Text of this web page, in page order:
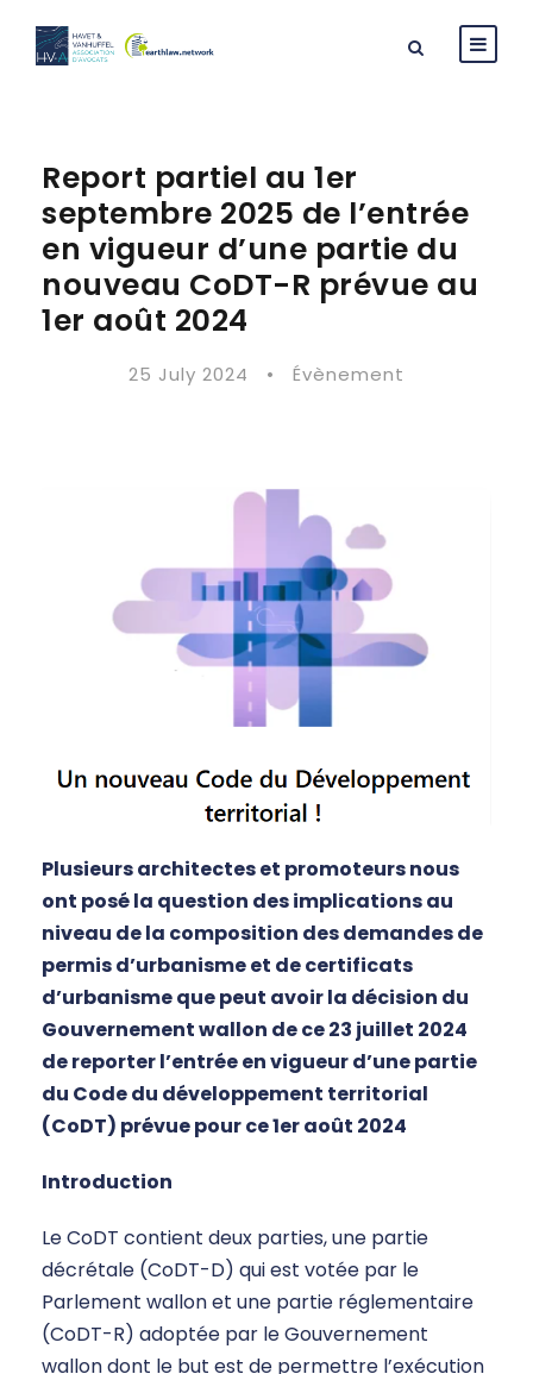
Report partiel au 1er
septembre 2025 de l’entrée
en vigueur d’une partie du
nouveau CoDT-R prévue au
1er août 2024
25 July 2024 • Évènement
Plusieurs architectes et promoteurs nous
ont posé la question des implications au
niveau de la composition des demandes de
permis d’urbanisme et de certificats
d’urbanisme que peut avoir la décision du
Gouvernement wallon de ce 23 juillet 2024
de reporter l’entrée en vigueur d’une partie
du Code du développement territorial
(CoDT) prévue pour ce 1er août 2024
Introduction
Le CoDT contient deux parties, une partie
décrétale (CoDT-D) qui est votée par le
Parlement wallon et une partie réglementaire
(CoDT-R) adoptée par le Gouvernement
wallon dont le but est de permettre l’exécution